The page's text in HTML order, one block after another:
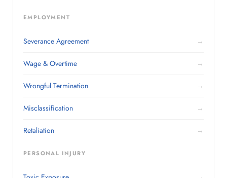
EMPLOYMENT
Severance Agreement →
Wage & Overtime →
Wrongful Termination →
Misclassification →
Retaliation →
PERSONAL INJURY